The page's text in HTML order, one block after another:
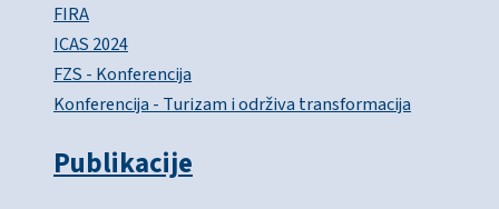
FIRA
ICAS 2024
FZS - Konferencija
Konferencija - Turizam i održiva transformacija
Publikacije